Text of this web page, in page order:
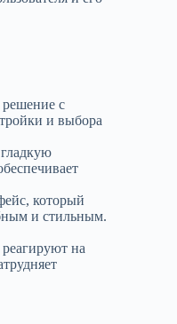
решение с
и выбора
который
и стильным.
на